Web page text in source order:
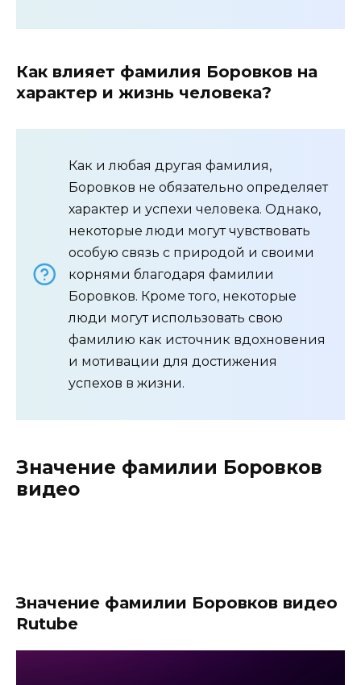
Как влияет фамилия Боровков на
характер и жизнь человека?
Как и любая другая фамилия,
Боровков не обязательно определяет
характер и успехи человека. Однако,
некоторые люди могут чувствовать
особую связь с природой и своими
корнями благодаря фамилии
Боровков. Кроме того, некоторые
люди могут использовать свою
фамилию как источник вдохновения
и мотивации для достижения
успехов в жизни.
Значение фамилии Боровков
видео
Значение фамилии Боровков видео
Rutube